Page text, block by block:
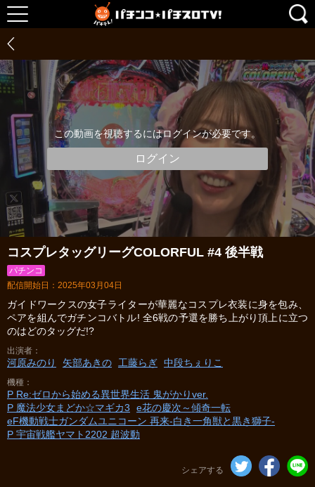
この動画を視聴するにはログインが必要です。
ログイン
コスプレタッグリーグCOLORFUL #4 後半戦
パチンコ
配信開始日：2025年03月04日
ガイドワークスの女子ライターが華麗なコスプレ衣装に身を包み、
ペアを組んでガチンコバトル! 全6戦の予選を勝ち上がり頂上に立つ
のはどのタッグだ!?
出演者
河原みのり 矢部あきの 工藤らぎ 中段ちぇりこ
機種
P Re:ゼロから始める異世界生活 鬼がかりver.
P 魔法少女まどか☆マギカ3
e花の慶次～傾奇一転
eF機動戦士ガンダムユニコーン 再来‐白き一角獣と黒き獅子‐
P 宇宙戦艦ヤマト2202 超波動
シェアする